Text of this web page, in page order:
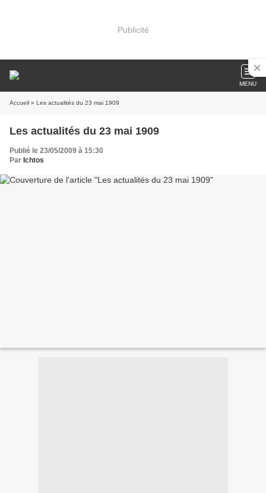
Publicité
MENU
Accueil » Les actualités du 23 mai 1909
Les actualités du 23 mai 1909
Publié le 23/05/2009 à 15:30
Par Ichtos